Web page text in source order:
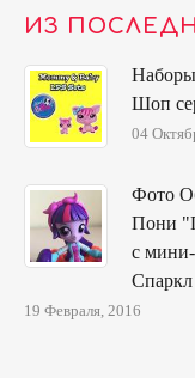
ИЗ
Шоп
04
Фото
Пони
с
Спаркл
19 Февраля, 2016